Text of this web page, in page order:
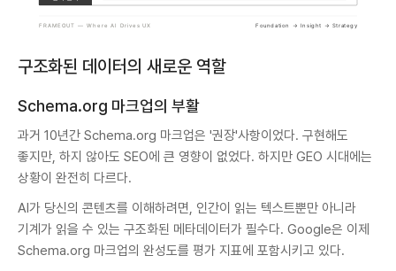
구조화된 데이터의 새로운 역할
Schema.org 마크업의 부활
과거 10년간 Schema.org 마크업은 '권장'사항이었다. 구현해도
좋지만, 하지 않아도 SEO에 큰 영향이 없었다. 하지만 GEO 시대에는
상황이 완전히 다르다.
AI가 당신의 콘텐츠를 이해하려면, 인간이 읽는 텍스트뿐만 아니라
기계가 읽을 수 있는 구조화된 메타데이터가 필수다. Google은 이제
Schema.org 마크업의 완성도를 평가 지표에 포함시키고 있다.